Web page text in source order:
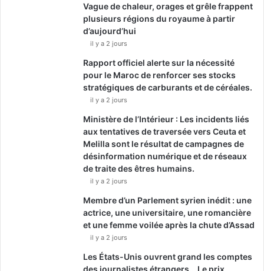
Vague de chaleur, orages et grêle frappent
plusieurs régions du royaume à partir
d’aujourd’hui
il y a 2 jours
Rapport officiel alerte sur la nécessité
pour le Maroc de renforcer ses stocks
stratégiques de carburants et de céréales.
il y a 2 jours
Ministère de l’Intérieur : Les incidents liés
aux tentatives de traversée vers Ceuta et
Melilla sont le résultat de campagnes de
désinformation numérique et de réseaux
de traite des êtres humains.
il y a 2 jours
Membre d’un Parlement syrien inédit : une
actrice, une universitaire, une romancière
et une femme voilée après la chute d’Assad
il y a 2 jours
Les États-Unis ouvrent grand les comptes
des journalistes étrangers… Le prix